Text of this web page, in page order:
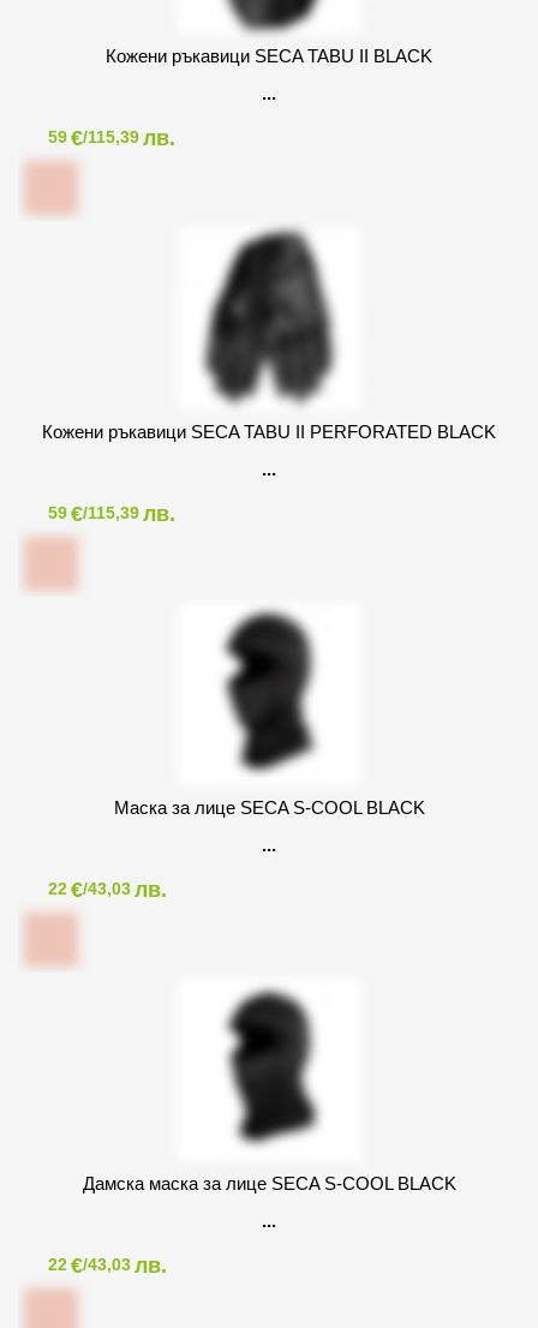
Кожени ръкавици SECA TABU II BLACK
59€/115,39лв.
Кожени ръкавици SECA TABU II PERFORATED BLACK
59€/115,39лв.
Маска за лице SECA S-COOL BLACK
22€/43,03лв.
Дамска маска за лице SECA S-COOL BLACK
22€/43,03лв.